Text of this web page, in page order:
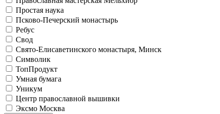
Простая наука
Псково-Печерский монастырь
Ребус
Свод
Свято-Елисаветинского монастыря, Минск
Символик
ТопПродукт
Умная бумага
Уникум
Центр православной вышивки
Эксмо Москва